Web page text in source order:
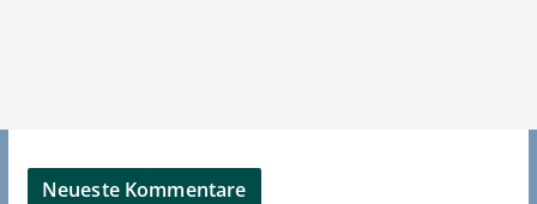
Neueste Kommentare